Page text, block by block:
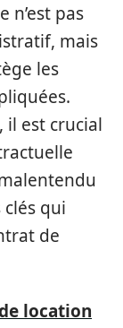
n’est pas
mais
les
il est crucial
clés qui
de
location